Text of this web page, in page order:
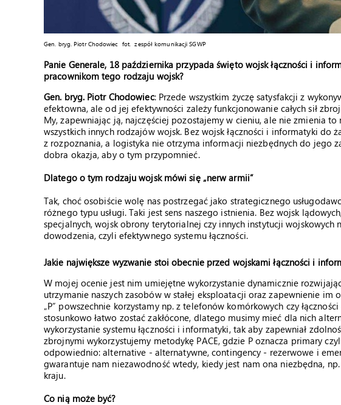
Gen. bryg. Piotr Chodowiec fot. zespół komunikacji SGWP
Panie Generale, 18 października przypada święto wojsk łączności i
pracownikom tego rodzaju wojsk?
Gen. bryg. Piotr Chodowiec: Przede wszystkim życzę satysfakcji z
efektowna, ale od jej efektywności zależy funkcjonowanie całych sił
My, zapewniając ją, najczęściej pozostajemy w cieniu, ale nie zmienia
wszystkich innych rodzajów wojsk. Bez wojsk łączności i informatyki do
z rozpoznania, a logistyka nie otrzyma informacji niezbędnych do jego
dobra okazja, aby o tym przypomnieć.
Dlatego o tym rodzaju wojsk mówi się „nerw armii”
Tak, choć osobiście wolę nas postrzegać jako strategicznego
różnego typu usługi. Taki jest sens naszego istnienia. Bez wojsk
specjalnych, wojsk obrony terytorialnej czy innych instytucji
dowodzenia, czyli efektywnego systemu łączności.
Jakie największe wyzwanie stoi obecnie przed wojskami łączności i
W mojej ocenie jest nim umiejętne wykorzystanie dynamicznie
utrzymanie naszych zasobów w stałej eksploatacji oraz zapewnienie im
„P” powszechnie korzystamy np. z telefonów komórkowych czy
stosunkowo łatwo zostać zakłócone, dlatego musimy mieć dla nich
wykorzystanie systemu łączności i informatyki, tak aby zapewniał
zbrojnymi wykorzystujemy metodykę PACE, gdzie P oznacza primary
odpowiednio: alternative - alternatywne, contingency - rezerwowe i
gwarantuje nam niezawodność wtedy, kiedy jest nam ona niezbędna,
kraju.
Co nią może być?